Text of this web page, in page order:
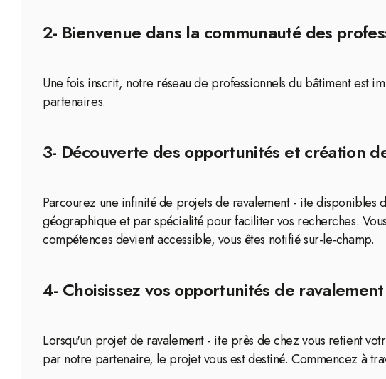
2- Bienvenue dans la communauté des
Une fois inscrit, notre réseau de professionnels du bâtiment est
partenaires.
3- Découverte des opportunités et création
Parcourez une infinité de projets de ravalement - ite
géographique et par spécialité pour faciliter vos recherches.
compétences devient accessible, vous êtes notifié sur-le-champ.
4- Choisissez vos opportunités de
Lorsqu'un projet de ravalement - ite près de chez vous retient
par notre partenaire, le projet vous est destiné. Commencez à